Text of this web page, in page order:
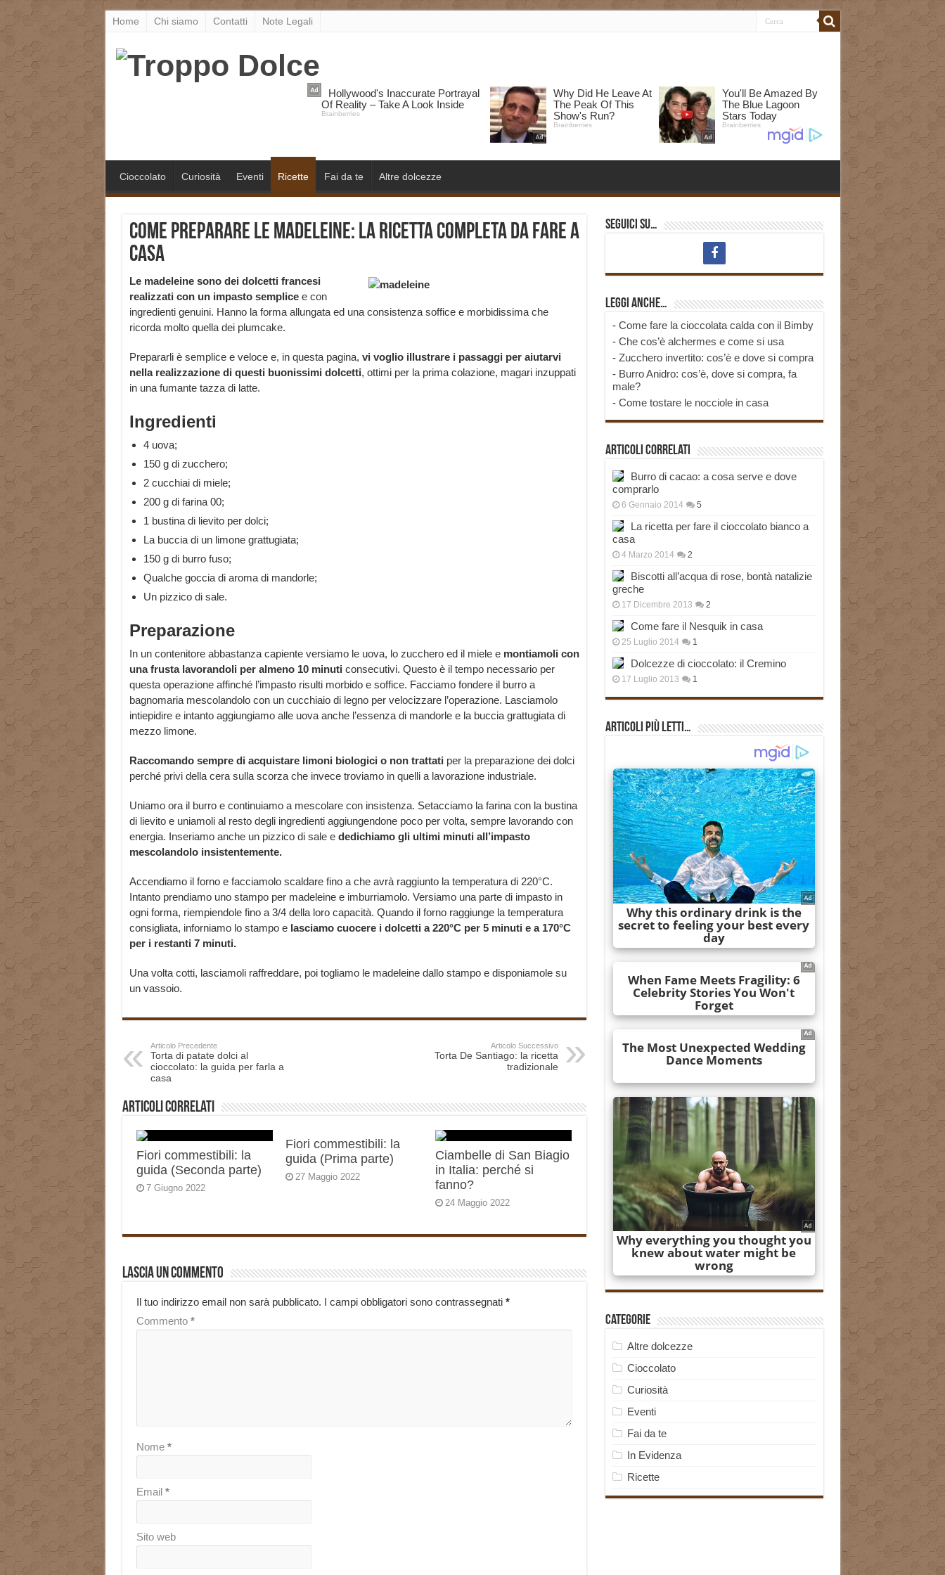
Home Chi siamo Contatti Note Legali
Cioccolato Curiosità Eventi Ricette Fai da te Altre dolcezze
Come preparare le Madeleine: la ricetta completa da fare a
casa
Le madeleine sono dei dolcetti francesi
realizzati con un impasto semplicee con
ingredienti genuini. Hanno la forma allungata ed una consistenza soffice e morbidissima che
ricorda molto quella dei plumcake.
Prepararli è semplice e veloce e, in questa pagina, vi voglio illustrare i passaggi per aiutarvi
nella realizzazione di questi buonissimi dolcetti, ottimi per la prima colazione, magari inzuppati
in una fumante tazza di latte.
Ingredienti
4 uova;
150 g di zucchero;
2 cucchiai di miele;
200 g di farina 00;
1 bustina di lievito per dolci;
La buccia di un limone grattugiata;
150 g di burro fuso;
Qualche goccia di aroma di mandorle;
Un pizzico di sale.
Preparazione
In un contenitore abbastanza capiente versiamo le uova, lo zucchero ed il miele e montiamoli con
una frusta lavorandoli per almeno 10 minuti consecutivi. Questo è il tempo necessario per
questa operazione affinché l’impasto risulti morbido e soffice. Facciamo fondere il burro a
bagnomaria mescolandolo con un cucchiaio di legno per velocizzare l’operazione. Lasciamolo
intiepidire e intanto aggiungiamo alle uova anche l’essenza di mandorle e la buccia grattugiata di
mezzo limone.
Raccomando sempre di acquistare limoni biologici o non trattati per la preparazione dei dolci
perché privi della cera sulla scorza che invece troviamo in quelli a lavorazione industriale.
Uniamo ora il burro e continuiamo a mescolare con insistenza. Setacciamo la farina con la bustina
di lievito e uniamoli al resto degli ingredienti aggiungendone poco per volta, sempre lavorando con
energia. Inseriamo anche un pizzico di sale e dedichiamo gli ultimi minuti all’impasto
mescolandolo insistentemente.
Accendiamo il forno e facciamolo scaldare fino a che avrà raggiunto la temperatura di 220°C.
Intanto prendiamo uno stampo per madeleine e imburriamolo. Versiamo una parte di impasto in
ogni forma, riempiendole fino a 3/4 della loro capacità. Quando il forno raggiunge la temperatura
consigliata, inforniamo lo stampo e lasciamo cuocere i dolcetti a 220°C per 5 minuti e a 170°C
per i restanti 7 minuti.
Una volta cotti, lasciamoli raffreddare, poi togliamo le madeleine dallo stampo e disponiamole su
un vassoio.
Articolo Precedente
Torta di patate dolci al
cioccolato: la guida per farla a
casa
Articolo Successivo
Torta De Santiago: la ricetta
tradizionale
Articoli correlati
Fiori commestibili: la
guida (Seconda parte)
7 Giugno 2022
Fiori commestibili: la
guida (Prima parte)
27 Maggio 2022
Ciambelle di San Biagio
in Italia: perché si
fanno?
24 Maggio 2022
Lascia un commento
Il tuo indirizzo email non sarà pubblicato. I campi obbligatori sono contrassegnati *
Commento *
Nome *
Email *
Sito web
Seguici su…
Leggi anche…
- Come fare la cioccolata calda con il Bimby
- Che cos’è alchermes e come si usa
- Zucchero invertito: cos’è e dove si compra
- Burro Anidro: cos’è, dove si compra, fa
male?
- Come tostare le nocciole in casa
Articoli correlati
Burro di cacao: a cosa serve e dove
comprarlo
6 Gennaio 2014 5
La ricetta per fare il cioccolato bianco a
casa
4 Marzo 2014 2
Biscotti all’acqua di rose, bontà natalizie
greche
17 Dicembre 2013 2
Come fare il Nesquik in casa
25 Luglio 2014 1
Dolcezze di cioccolato: il Cremino
17 Luglio 2013 1
Articoli più Letti…
Categorie
Altre dolcezze
Cioccolato
Curiosità
Eventi
Fai da te
In Evidenza
Ricette